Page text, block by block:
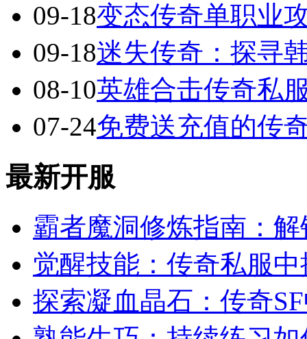
09-18变态传奇单职业
09-18迷失传奇：探寻
08-10英雄合击传奇私
07-24免费送充值的传
最新开服
霸者魔洞修炼指南：
觉醒技能：传奇私服
探索凝血晶石：传奇